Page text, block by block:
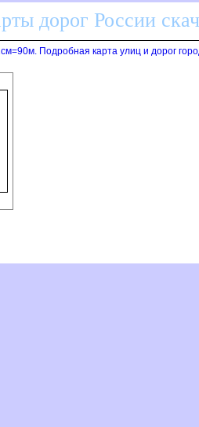
дорог России
Подробная карта улиц и дорог